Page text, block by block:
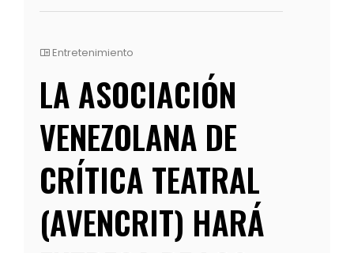
Entretenimiento
LA ASOCIACIÓN
VENEZOLANA DE
CRÍTICA TEATRAL
(AVENCRIT) HARÁ